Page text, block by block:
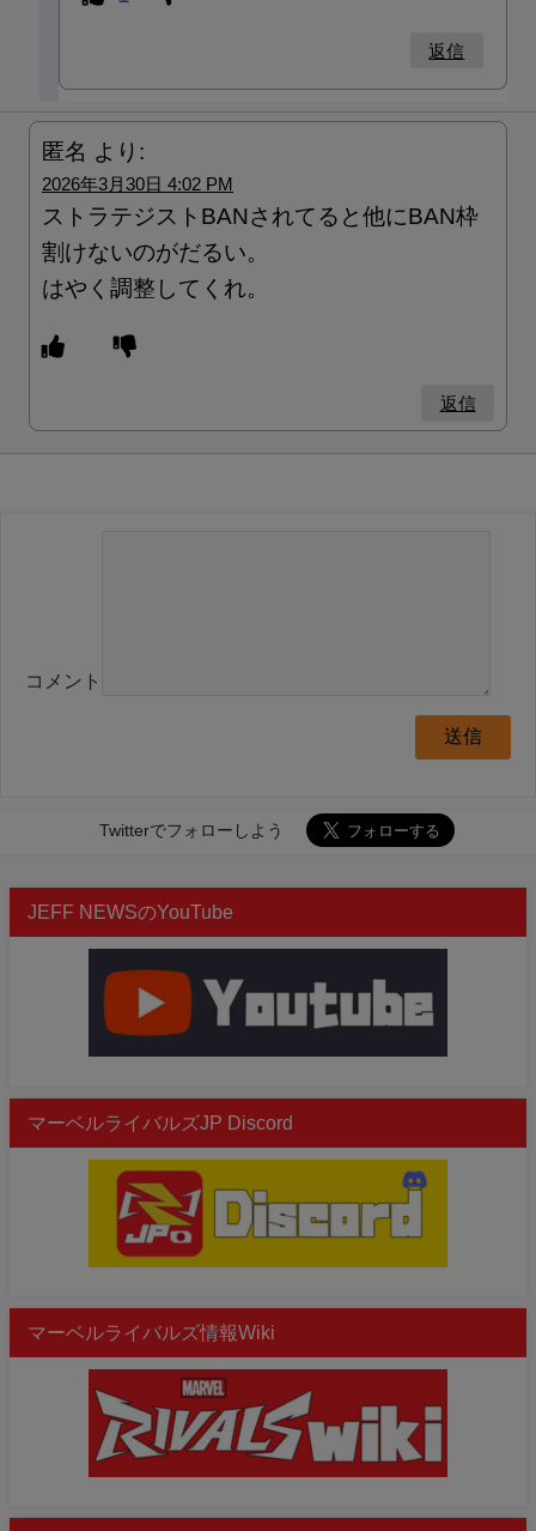
返信
匿名 より:
2026年3月30日 4:02 PM
ストラテジストBANされてると他にBAN枠
割けないのがだるい。
はやく調整してくれ。
返信
コメント
Twitterでフォローしよう
JEFF NEWSのYouTube
マーベルライバルズJP Discord
マーベルライバルズ情報Wiki